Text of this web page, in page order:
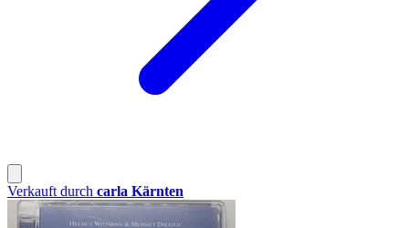
Verkauft durch carla Kärnten